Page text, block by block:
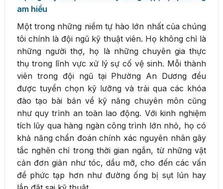
am hiểu
Một trong những niềm tự hào lớn nhất của chúng
tôi chính là đội ngũ kỹ thuật viên. Họ không chỉ là
những người thợ, họ là những chuyên gia thực
thụ trong lĩnh vực xử lý sự cố vệ sinh. Mỗi thành
viên trong đội ngũ tại Phường An Dương đều
được tuyển chọn kỹ lưỡng và trải qua các khóa
đào tạo bài bản về kỹ năng chuyên môn cũng
như quy trình an toàn lao động. Với kinh nghiệm
tích lũy qua hàng ngàn công trình lớn nhỏ, họ có
khả năng chẩn đoán chính xác nguyên nhân gây
tắc nghẽn chỉ trong thời gian ngắn, từ những vật
cản đơn giản như tóc, dầu mỡ, cho đến các vấn
đề phức tạp hơn như đường ống bị sụt lún hay